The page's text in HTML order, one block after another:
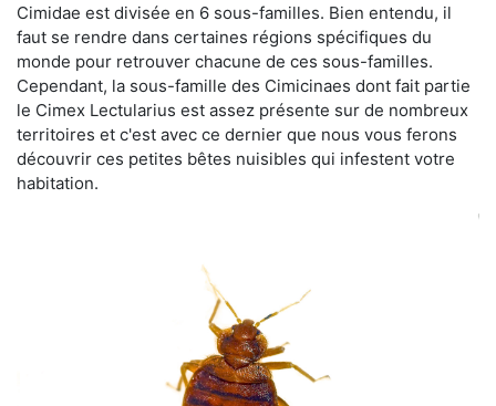
Cimidae est divisée en 6 sous-familles. Bien entendu, il
faut se rendre dans certaines régions spécifiques du
monde pour retrouver chacune de ces sous-familles.
Cependant, la sous-famille des Cimicinaes dont fait partie
le Cimex Lectularius est assez présente sur de nombreux
territoires et c'est avec ce dernier que nous vous ferons
découvrir ces petites bêtes nuisibles qui infestent votre
habitation.